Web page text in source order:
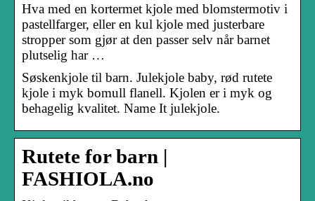
Hva med en kortermet kjole med blomstermotiv i
pastellfarger, eller en kul kjole med justerbare
stropper som gjør at den passer selv når barnet
plutselig har …
Søskenkjole til barn. Julekjole baby, rød rutete
kjole i myk bomull flanell. Kjolen er i myk og
behagelig kvalitet. Name It julekjole.
Rutete for barn |
FASHIOLA.no